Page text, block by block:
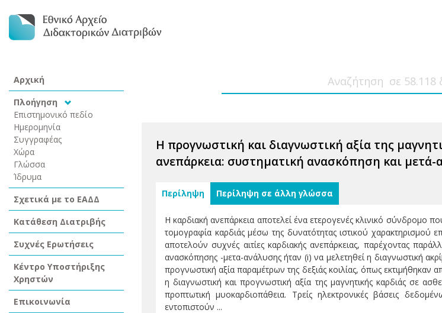
Αρχική
Πλοήγηση
Επιστημονικό πεδίο
Ημερομηνία
Συγγραφέας
Χώρα
Γλώσσα
Ίδρυμα
Σχετικά με το ΕΑΔΔ
Κατάθεση Διατριβής
Συχνές Ερωτήσεις
Κέντρο Υποστήριξης
Χρηστών
Επικοινωνία
Η προγνωστική και διαγνωστική αξία της
ανεπάρκεια: συστηματική ανασκόπηση και μετά-
Περίληψη Περίληψη σε άλλη γλώσσα
Η καρδιακή ανεπάρκεια αποτελεί ένα ετερογενές κλινικό σύνδρομο
τομογραφία καρδιάς μέσω της δυνατότητας ιστικού
αποτελούν συχνές αιτίες καρδιακής ανεπάρκειας, παρέχοντας
ανασκόπησης -μετα-ανάλυσης ήταν (i) να μελετηθεί η διαγνωστική
προγνωστική αξία παραμέτρων της δεξιάς κοιλίας, όπως εκτιμήθηκαν
η διαγνωστική και προγνωστική αξία της μαγνητικής καρδιάς σε
προπτωτική μυοκαρδιοπάθεια. Τρείς ηλεκτρονικές βάσεις
εντοπιστούν ...